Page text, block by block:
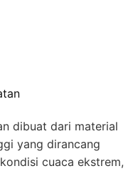
dibuat dari material
yang dirancang
cuaca ekstrem,